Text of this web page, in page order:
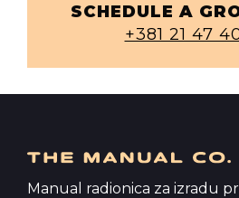
SCHEDULE A
+381 21 47
Manual radionica za izradu